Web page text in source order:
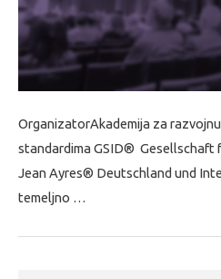
OrganizatorAkademija za
standardima GSID® Gesellschaft
Jean Ayres® Deutschland und
temeljno …